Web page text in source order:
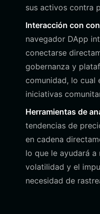
sus activos contra
Interacción con
navegador DApp
conectarse
gobernanza y
comunidad, lo cual
iniciativas
Herramientas de
tendencias de
en cadena
lo que le ayudará a
volatilidad y el
necesidad de